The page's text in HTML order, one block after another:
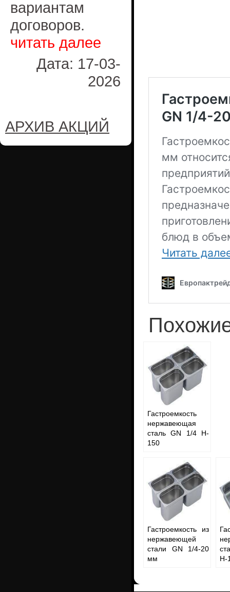
вариантам
договоров.
читать далее
Дата: 17-03-
2026
АРХИВ АКЦИЙ
Гастроемкость
нержавеющая
сталь GN 1/4 H-
150
Гастроемкость из
нержавеющей
стали GN 1/4-20
мм
Н-